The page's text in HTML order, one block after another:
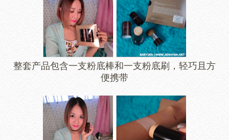
整套产品包含一支粉底棒和一支粉底刷，轻巧且方
便携带